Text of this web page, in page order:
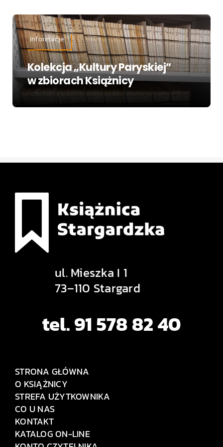
Informacje
Kolekcja „Kultury Paryskiej”
w zbiorach Książnicy
ul. Mieszka I 1
73–110 Stargard
tel. 91 578 82 40
STRONA GŁÓWNA
O KSIĄŻNICY
STREFA UŻYTKOWNIKA
CO U NAS
KONTAKT
KATALOG ON-LINE